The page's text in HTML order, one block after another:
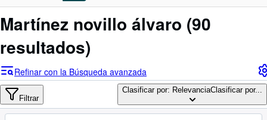
Mi cuenta
Búsqueda avanzada
Colecciones
Martínez novillo álvaro (90
resultados)
Refinar con la Búsqueda avanzada
Filtrar
Clasificar por: RelevanciaClasificar por...